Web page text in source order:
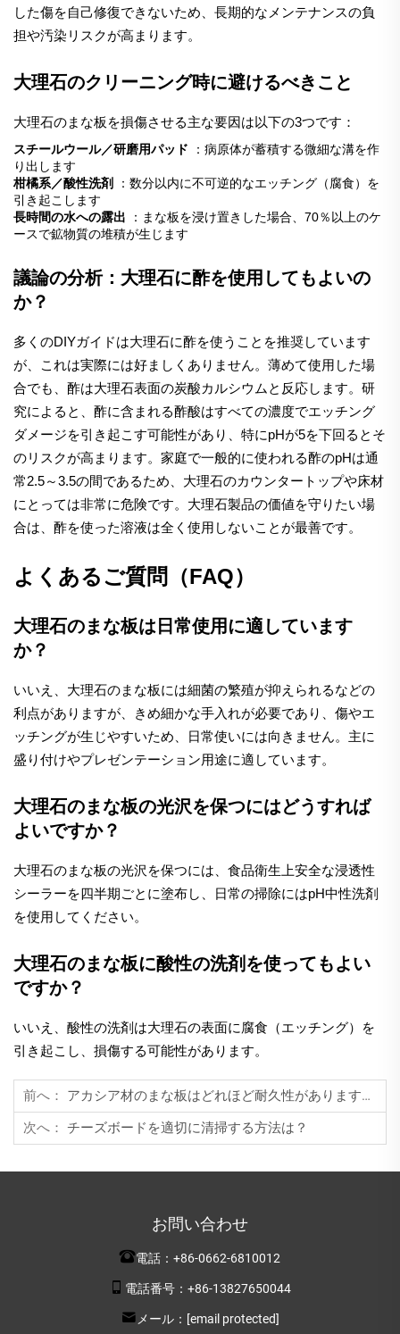
した傷を自己修復できないため、長期的なメンテナンスの負
担や汚染リスクが高まります。
大理石のクリーニング時に避けるべきこと
大理石のまな板を損傷させる主な要因は以下の3つです：
スチールウール／研磨用パッド
：病原体が蓄積する微細な溝を作
り出します
柑橘系／酸性洗剤
：数分以内に不可逆的なエッチング（腐食）を
引き起こします
長時間の水への露出
：まな板を浸け置きした場合、70％以上のケ
ースで鉱物質の堆積が生じます
議論の分析：大理石に酢を使用してもよいの
か？
多くのDIYガイドは大理石に酢を使うことを推奨しています
が、これは実際には好ましくありません。薄めて使用した場
合でも、酢は大理石表面の炭酸カルシウムと反応します。研
究によると、酢に含まれる酢酸はすべての濃度でエッチング
ダメージを引き起こす可能性があり、特にpHが5を下回るとそ
のリスクが高まります。家庭で一般的に使われる酢のpHは通
常2.5～3.5の間であるため、大理石のカウンタートップや床材
にとっては非常に危険です。大理石製品の価値を守りたい場
合は、酢を使った溶液は全く使用しないことが最善です。
よくあるご質問（FAQ）
大理石のまな板は日常使用に適しています
か？
いいえ、大理石のまな板には細菌の繁殖が抑えられるなどの
利点がありますが、きめ細かな手入れが必要であり、傷やエ
ッチングが生じやすいため、日常使いには向きません。主に
盛り付けやプレゼンテーション用途に適しています。
大理石のまな板の光沢を保つにはどうすれば
よいですか？
大理石のまな板の光沢を保つには、食品衛生上安全な浸透性
シーラーを四半期ごとに塗布し、日常の掃除にはpH中性洗剤
を使用してください。
大理石のまな板に酸性の洗剤を使ってもよい
ですか？
いいえ、酸性の洗剤は大理石の表面に腐食（エッチング）を
引き起こし、損傷する可能性があります。
前へ：
アカシア材のまな板はどれほど耐久性がありますか？
次へ： チーズボードを適切に清掃する方法は？
お問い合わせ
電話： +86-0662-6810012
電話番号： +86-13827650044
メール： [email protected]